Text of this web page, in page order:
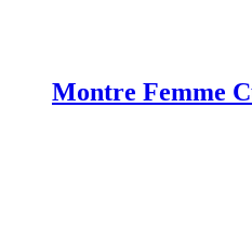
Montre Femme